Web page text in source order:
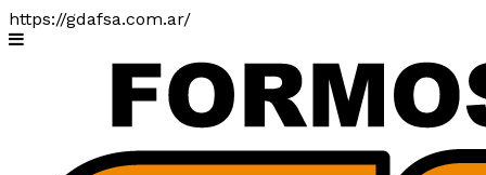
https://gdafsa.com.ar/